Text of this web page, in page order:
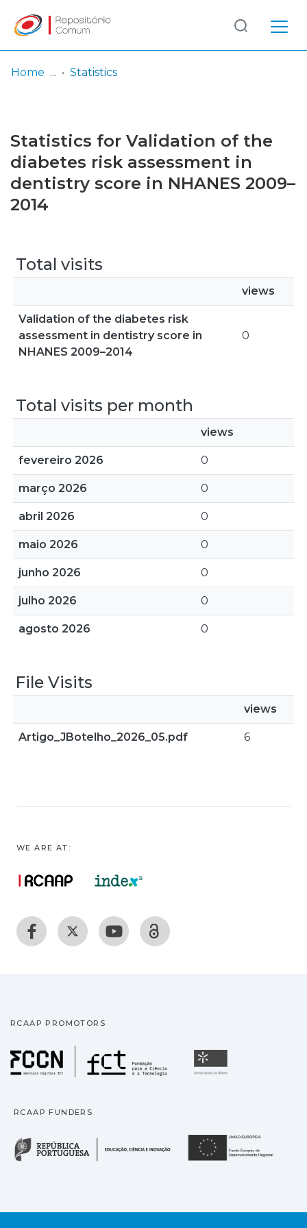
Browse repository
Entities
Log
In
(current)
Home Statistics
Statistics for Validation of the
diabetes risk assessment in
dentistry score in NHANES 2009–
2014
Total visits
views
Validation of the diabetes risk
assessment in dentistry score in
NHANES 2009–2014
0
Total visits per month
views
fevereiro 2026 0
março 2026 0
abril 2026 0
maio 2026 0
junho 2026 0
julho 2026 0
agosto 2026 0
File Visits
views
Artigo_JBotelho_2026_05.pdf 6
WE ARE AT:
RCAAP PROMOTORS
Fundação para a
RCAAP FUNDERS
República Portuguesa